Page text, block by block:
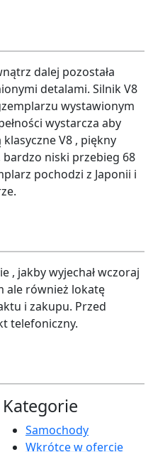
dalej pozostała
detalami. Silnik V8
wystawionym
wystarcza aby
V8 , piękny
niski przebieg 68
pochodzi z Japonii i
, jakby wyjechał wczoraj
ale również lokatę
i zakupu. Przed
telefoniczny.
Kategorie
Samochody
Wkrótce w ofercie